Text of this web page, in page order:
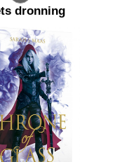
dronning